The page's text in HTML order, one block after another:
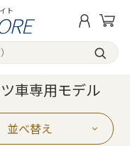
ト
車専用モデル
並べ替え